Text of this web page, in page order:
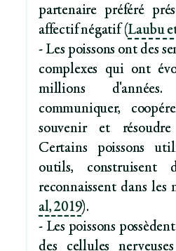
partenaire préféré
affectif négatif (Laubu
- Les poissons ont des
complexes qui ont
millions
communiquer,
souvenir et
Certains poissons
outils,
reconnaissent dans les
al, 2019).
- Les poissons
des cellules